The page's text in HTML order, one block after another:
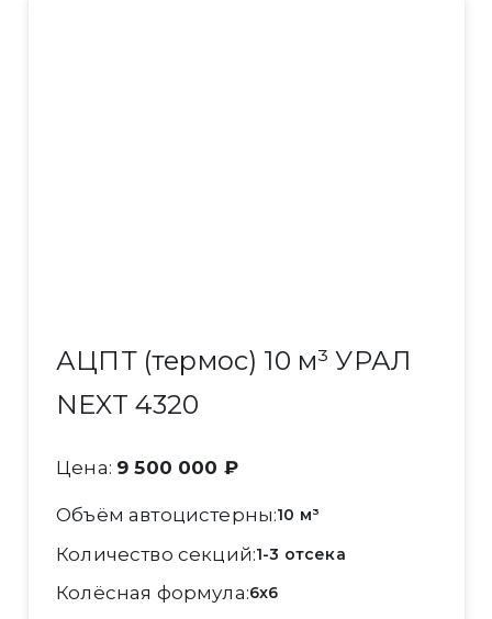
АЦПТ (термос) 10 м³ УРАЛ
NEXT 4320
Цена: 9 500 000 ₽
Объём автоцистерны 10 м³
Количество секций 1-3 отсека
Колёсная формула 6x6